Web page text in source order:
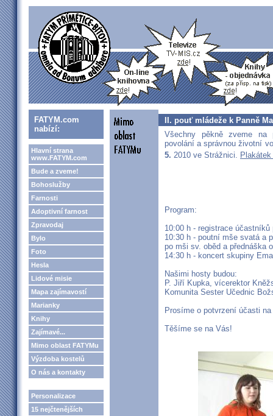
FATYM.com
nabízí:
Hlavní strana
www.FATYM.com
Bude a zveme!
Bohoslužby
Farnosti
Adoptivní farnost
Zpravodaj
Bylo
Foto
Hesla
Lidové misie
Mapa zajímavostí
Marianky
Knihy
Zajímavé...
Mimo oblast FATYMu
Výzdoba kostelů
O nás a kontakty
Personalizace
15 nejčtenějších
II. pouť mládeže k Panně
Všechny pěkně zveme
povolání a správnou životní
5. 2010 ve Strážnici.
Program:
10:00 h - registrace
10:30 h - poutní mše svatá a
po mši sv. oběd a přednáška
14:30 h - koncert skupiny
Našimi hosty budou:
P. Jiří Kupka, vícerektor
Komunita Sester Učednic
Prosíme o potvrzení účasti
Těšíme se na Vás!